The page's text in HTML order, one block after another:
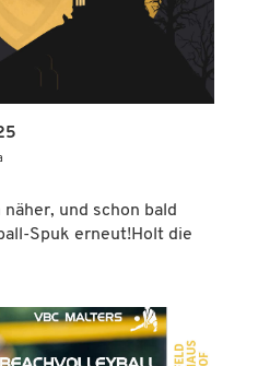
und schon bald
Spuk erneut!Holt die